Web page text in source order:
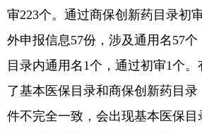
审223个。通过商保创新药目录初
外申报信息57份，涉及通用名57个
目录内通用名1个，通过初审1个
了基本医保目录和商保创新药目
件不完全一致，会出现基本医保目